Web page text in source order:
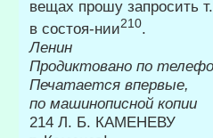
вещах прошу запросить
в состоя-нии210.
Ленин
Продиктовано по
Печатается впервые,
по машинописной копии
214 Л. Б. КАМЕНЕВУ